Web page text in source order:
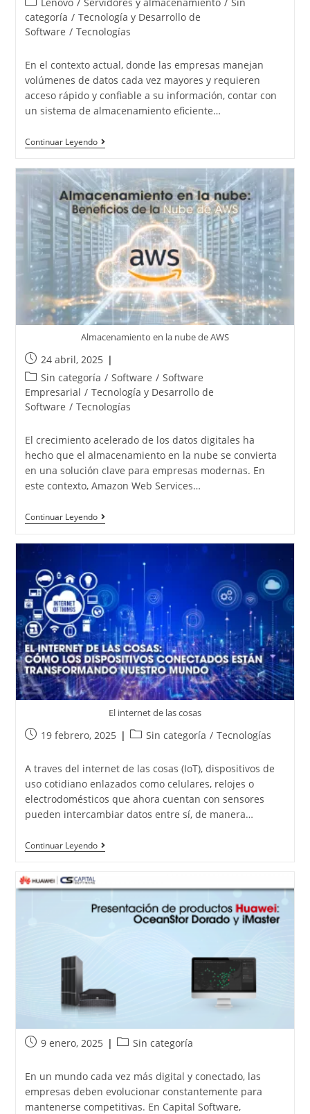
categoría / Tecnología y Desarrollo de
Software / Tecnologías
En el contexto actual, donde las empresas manejan
volúmenes de datos cada vez mayores y requieren
acceso rápido y confiable a su información, contar con
un sistema de almacenamiento eficiente…
Continuar Leyendo
Almacenamiento en la nube de AWS
24 abril, 2025
Sin categoría / Software / Software
Empresarial / Tecnología y Desarrollo de
Software / Tecnologías
El crecimiento acelerado de los datos digitales ha
hecho que el almacenamiento en la nube se convierta
en una solución clave para empresas modernas. En
este contexto, Amazon Web Services…
Continuar Leyendo
El internet de las cosas
19 febrero, 2025 Sin categoría / Tecnologías
A traves del internet de las cosas (IoT), dispositivos de
uso cotidiano enlazados como celulares, relojes o
electrodomésticos que ahora cuentan con sensores
pueden intercambiar datos entre sí, de manera…
Continuar Leyendo
9 enero, 2025 Sin categoría
En un mundo cada vez más digital y conectado, las
empresas deben evolucionar constantemente para
mantenerse competitivas. En Capital Software,